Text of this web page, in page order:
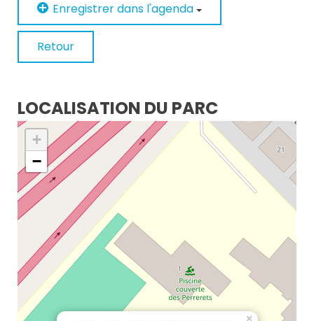
Enregistrer dans l'agenda
Retour
LOCALISATION DU PARC
×
+
−